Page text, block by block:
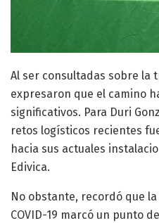
Al ser consultadas sobre la
expresaron que el camino
significativos. Para Duri
retos logísticos recientes
hacia sus actuales
Edivica.
No obstante, recordó que
COVID-19 marcó un punto